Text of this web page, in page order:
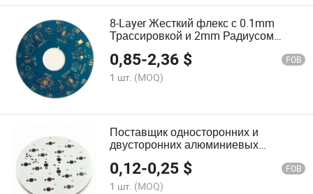
8-Layer Жесткий флекс с 0.1mm
Трассировкой и 2mm Радиусом
изгиба Динамическая жизнь флекса
200K Циклы при 180° для складных
дисплейных петель
0,85-2,36 $ FOB
1 шт. (MOQ)
Поставщик односторонних и
двусторонних алюминиевых
печатных плат в Китае
0,12-0,25 $ FOB
1 шт. (MOQ)